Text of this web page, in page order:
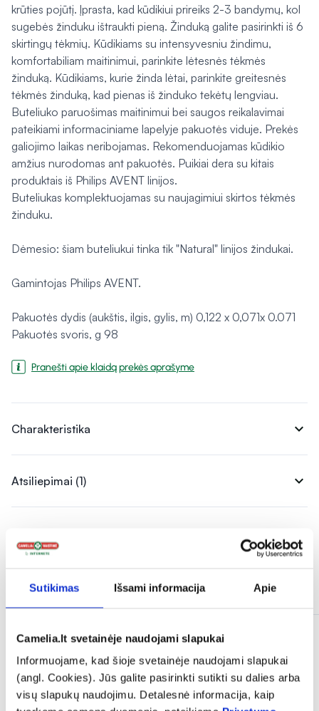
Sutikimas Išsami informacija Apie
Camelia.lt svetainėje naudojami slapukai
Informuojame, kad šioje svetainėje naudojami slapukai
(angl. Cookies). Jūs galite pasirinkti sutikti su dalies arba
visų slapukų naudojimu. Detalesnė informacija, kaip
krūties pojūtį. Įprasta, kad kūdikiui prireiks 2-3 bandymų, kol
sugebės žinduku ištraukti pieną. Žinduką galite pasirinkti iš 6
skirtingų tėkmių. Kūdikiams su intensyvesniu žindimu,
komfortabiliam maitinimui, parinkite lėtesnės tėkmės
žinduką. Kūdikiams, kurie žinda lėtai, parinkite greitesnės
tėkmės žinduką, kad pienas iš žinduko tekėtų lengviau.
Buteliuko paruošimas maitinimui bei saugos reikalavimai
pateikiami informaciniame lapelyje pakuotės viduje. Prekės
galiojimo laikas neribojamas. Rekomenduojamas kūdikio
amžius nurodomas ant pakuotės. Puikiai dera su kitais
produktais iš Philips AVENT linijos.
Buteliukas komplektuojamas su naujagimiui skirtos tėkmės
žinduku.
Dėmesio: šiam buteliukui tinka tik "Natural" linijos žindukai.
Gamintojas Philips AVENT.
Pakuotės dydis (aukštis, ilgis, gylis, m) 0,122 x 0,071x 0.071
Pakuotės svoris, g 98
Pranešti apie klaidą prekės aprašyme
Charakteristika expand_more
Atsiliepimai (1) expand_more
Panašios prekės